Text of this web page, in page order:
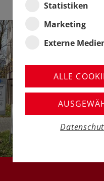
Statistiken
Marketing
Externe
ALLE